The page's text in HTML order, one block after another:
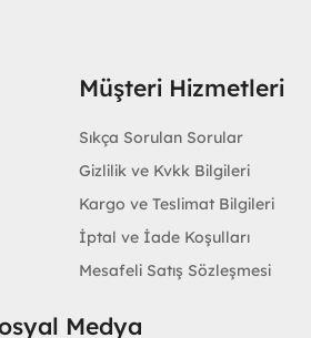
Müşteri Hizmetleri
Sıkça Sorulan Sorular
Gizlilik ve Kvkk Bilgileri
Kargo ve Teslimat Bilgileri
İptal ve İade Koşulları
Mesafeli Satış Sözleşmesi
Medya